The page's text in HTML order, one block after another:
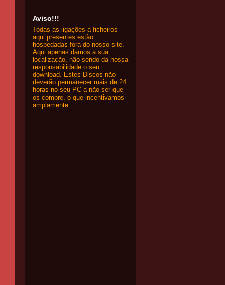
Aviso!!!
Todas as ligações a ficheiros
aqui presentes estão
hospedadas fora do nosso site.
Aqui apenas damos a sua
localização, não sendo da nossa
responsabilidade o seu
download. Estes Discos não
deverão permanecer mais de 24
horas no seu PC a não ser que
os compre, o que incentivamos
amplamente.